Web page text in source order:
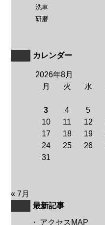
洗車
研磨
カレンダー
2026年8月
月
火 水
3
4 5
10
11 12
17
18 19
24
25 26
31
« 7月
最新記事
・ アクセスMAP